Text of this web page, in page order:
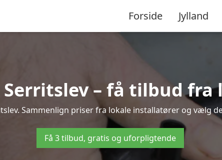
Forside Jylland
– få tilbud fra
Sammenlign priser fra lokale installatører og vælg
Få 3 tilbud, gratis og uforpligtende